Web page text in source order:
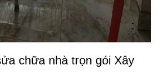
chữa nhà trọn gói Xây